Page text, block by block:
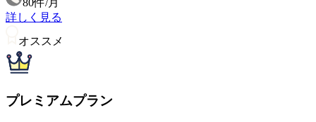
詳しく見る
オススメ
プレミアムプラン